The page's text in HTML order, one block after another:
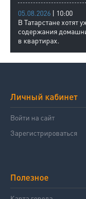
05.08.2026 | 10:00
В Татарстане хотят
содержания
в квартирах.
Личный кабинет
Войти на сайт
Зарегистрироваться
Полезное